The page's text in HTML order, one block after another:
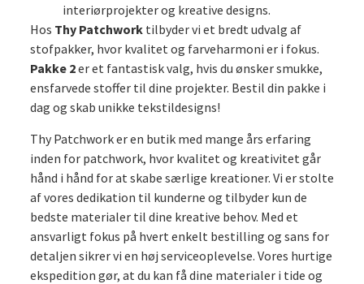
interiørprojekter og kreative designs.
Hos Thy Patchwork tilbyder vi et bredt udvalg af
stofpakker, hvor kvalitet og farveharmoni er i fokus.
Pakke 2er et fantastisk valg, hvis du ønsker smukke,
ensfarvede stoffer til dine projekter. Bestil din pakke i
dag og skab unikke tekstildesigns!
Thy Patchwork er en butik med mange års erfaring
inden for patchwork, hvor kvalitet og kreativitet går
hånd i hånd for at skabe særlige kreationer. Vi er stolte
af vores dedikation til kunderne og tilbyder kun de
bedste materialer til dine kreative behov. Med et
ansvarligt fokus på hvert enkelt bestilling og sans for
detaljen sikrer vi en høj serviceoplevelse. Vores hurtige
ekspedition gør, at du kan få dine materialer i tide og